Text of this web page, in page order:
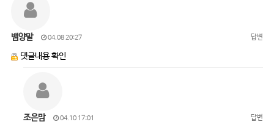
뱀양말 04.08 20:27 답변
댓글내용 확인
조은맘 04.10 17:01 답변